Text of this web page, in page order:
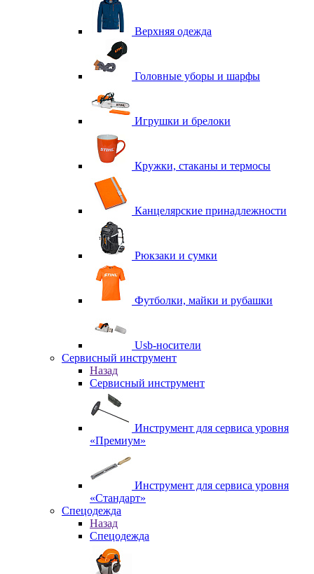
Верхняя одежда
Головные уборы и шарфы
Игрушки и брелоки
Кружки, стаканы и термосы
Канцелярские принадлежности
Рюкзаки и сумки
Футболки, майки и рубашки
Usb-носители
Сервисный инструмент
Назад
Сервисный инструмент
Инструмент для сервиса уровня
«Премиум»
Инструмент для сервиса уровня
«Стандарт»
Спецодежда
Назад
Спецодежда